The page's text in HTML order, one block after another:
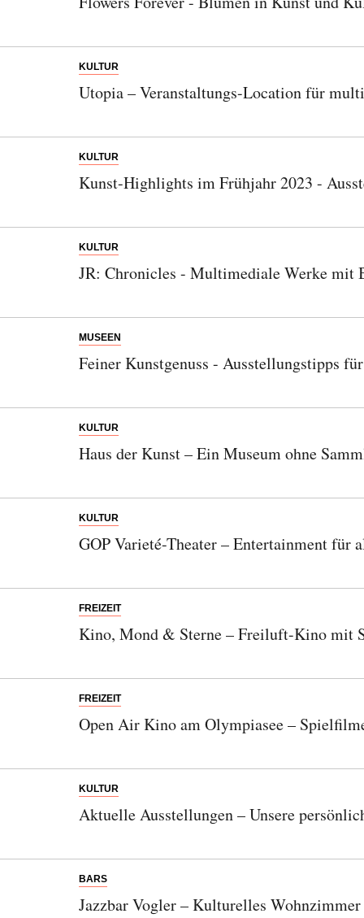
KULTUR
Utopia – Veranstaltungs-Location für
KULTUR
Kunst-Highlights im Frühjahr 2023 -
KULTUR
JR: Chronicles - Multimediale Werke mit
MUSEEN
Feiner Kunstgenuss - Ausstellungstipps
KULTUR
Haus der Kunst – Ein Museum ohne
KULTUR
GOP Varieté-Theater – Entertainment für
FREIZEIT
Kino, Mond & Sterne – Freiluft-Kino mit
FREIZEIT
Open Air Kino am Olympiasee –
KULTUR
Aktuelle Ausstellungen – Unsere
BARS
Jazzbar Vogler – Kulturelles